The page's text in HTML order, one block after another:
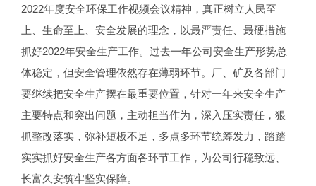
2022年度安全环保工作视频会议精神，真正树立人民至
上、生命至上、安全发展的理念，以最严责任、最硬措施
抓好2022年安全生产工作。过去一年公司安全生产形势总
体稳定，但安全管理依然存在薄弱环节。厂、矿及各部门
要继续把安全生产摆在最重要位置，针对一年来安全生产
主要特点和突出问题，主动担当作为，深入压实责任，狠
抓整改落实，弥补短板不足，多点多环节统筹发力，踏踏
实实抓好安全生产各方面各环节工作，为公司行稳致远、
长富久安筑牢坚实保障。